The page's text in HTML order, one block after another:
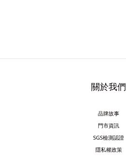
關於我們
品牌故事
門市資訊
SGS檢測認證
隱私權政策